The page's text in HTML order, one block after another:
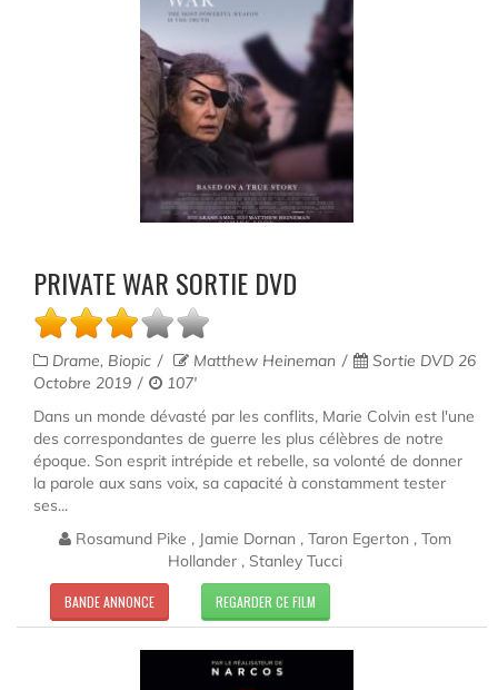
PRIVATE WAR SORTIE DVD
Drame, Biopic Matthew Heineman
Sortie DVD 26
Octobre 2019
107'
Dans un monde dévasté par les conflits, Marie Colvin est l'une
des correspondantes de guerre les plus célèbres de notre
époque. Son esprit intrépide et rebelle, sa volonté de donner
la parole aux sans voix, sa capacité à constamment tester
ses...
Rosamund Pike , Jamie Dornan , Taron Egerton , Tom
Hollander , Stanley Tucci
BANDE ANNONCE REGARDER CE FILM